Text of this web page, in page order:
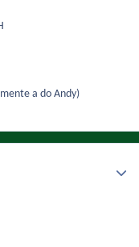
a do Andy)